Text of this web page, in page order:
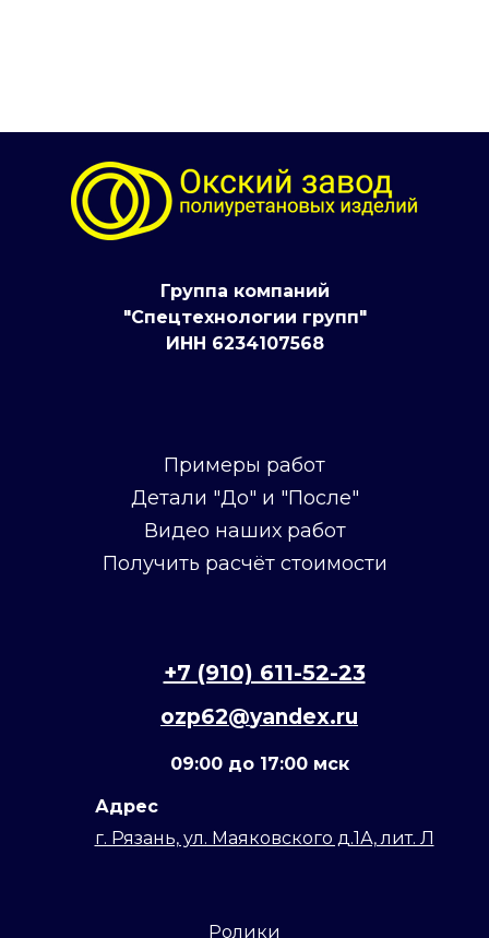
Группа компаний
"Спецтехнологии групп"
ИНН 6234107568
Примеры работ
Детали "До" и "После"
Видео наших работ
Получить расчёт стоимости
+7 (910) 611-52-23
ozp62@yandex.ru
09:00 до 17:00 мск
Адрес
г. Рязань, ул. Маяковского д.1А, лит. Л
Ролики